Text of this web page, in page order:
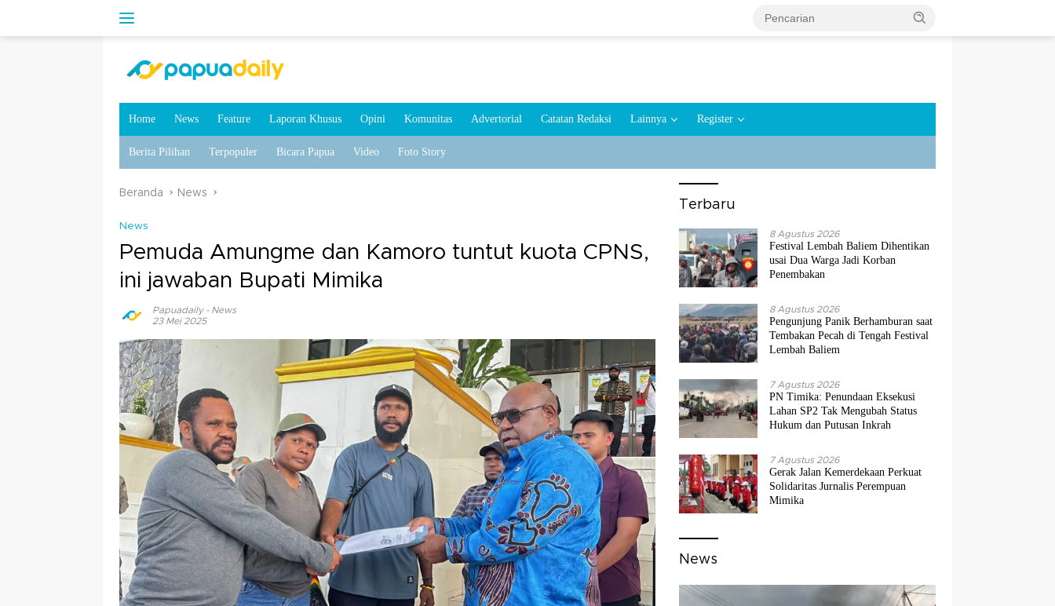
Home News Feature Laporan Khusus Opini Komunitas Advertorial Catatan Redaksi Lainnya Register
Berita Pilihan Terpopuler Bicara Papua Video Foto Story
Beranda News
News
Pemuda Amungme dan Kamoro tuntut kuota CPNS,
ini jawaban Bupati Mimika
Papuadaily- News
23 Mei 2025
Terbaru
8 Agustus 2026
Festival Lembah Baliem Dihentikan
usai Dua Warga Jadi Korban
Penembakan
8 Agustus 2026
Pengunjung Panik Berhamburan saat
Tembakan Pecah di Tengah Festival
Lembah Baliem
7 Agustus 2026
PN Timika: Penundaan Eksekusi
Lahan SP2 Tak Mengubah Status
Hukum dan Putusan Inkrah
7 Agustus 2026
Gerak Jalan Kemerdekaan Perkuat
Solidaritas Jurnalis Perempuan
Mimika
News